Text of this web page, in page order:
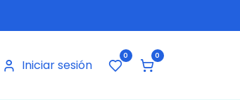
Iniciar sesión
0 0